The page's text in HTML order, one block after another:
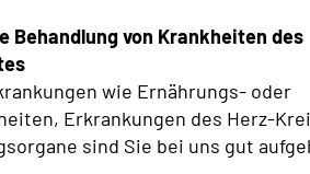
Behandlung von Krankheiten des
wie Ernährungs- oder
Erkrankungen des Herz-
sind Sie bei uns gut